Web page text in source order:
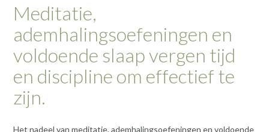
Meditatie,
ademhalingsoefeningen en
voldoende slaap vergen tijd
en discipline om effectief te
zijn.
Het nadeel van meditatie, ademhalingsoefeningen en voldoende